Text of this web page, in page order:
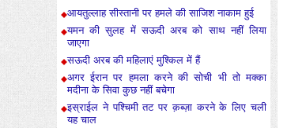
आयतुल्लाह सीस्तानी पर हमले की साजिश नाकाम हुई
यमन की सुलह में सऊदी अरब को साथ नहीं लिया
जाएगा
सऊदी अरब की महिलाएं मुश्किल में हैं
अगर ईरान पर हमला करने की सोची भी तो मक्का
मदीना के सिवा कुछ नहीं बचेगा
इस्राईल ने पश्चिमी तट पर क़ब्ज़ा करने के लिए चली
यह चाल